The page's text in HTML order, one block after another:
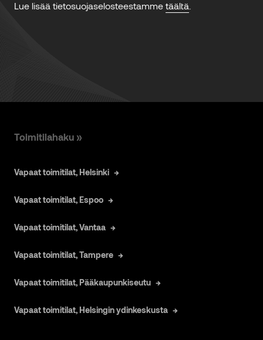
Toimitilahaku »
Vapaat toimitilat, Helsinki
Vapaat toimitilat, Espoo
Vapaat toimitilat, Vantaa
Vapaat toimitilat, Tampere
Vapaat toimitilat, Pääkaupunkiseutu
Vapaat toimitilat, Helsingin ydinkeskusta